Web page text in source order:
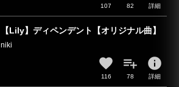
107 82 詳細
【Lily】ディペンデント【オリジナル曲】
niki
116 78
info
詳細